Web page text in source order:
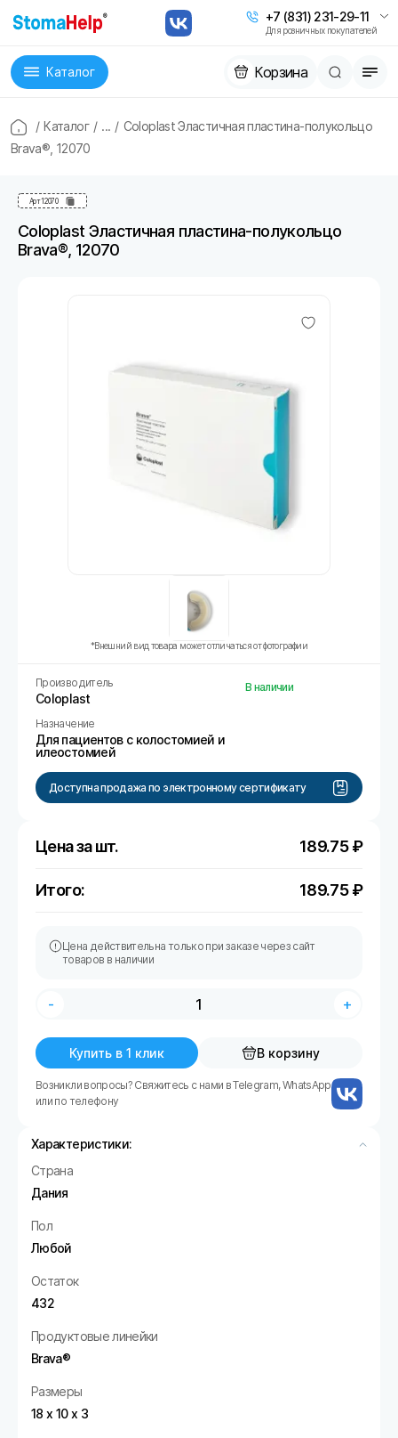
+7 (831) 231-29-11
Для розничных покупателей
Каталог Корзина
/ Каталог / ... / Coloplast Эластичная пластина-полукольцо
Brava®, 12070
Арт12070
Coloplast Эластичная пластина-полукольцо
Brava®, 12070
*Внешний вид товара может отличаться от фотографии
Производитель
Coloplast
Назначение
Для пациентов с колостомией и
илеостомией
В наличии
Доступна продажа по электронному сертификату
Цена за шт. 189.75₽
Итого: 189.75₽
Цена действительна только при заказе через сайт
товаров в наличии
- +
Купить в 1 клик В корзину
Возникли вопросы? Свяжитесь с нами в Telegram, WhatsApp
или по телефону
Характеристики:
Страна
Дания
Пол
Любой
Остаток
432
Продуктовые линейки
Brava®
Размеры
18 х 10 х 3